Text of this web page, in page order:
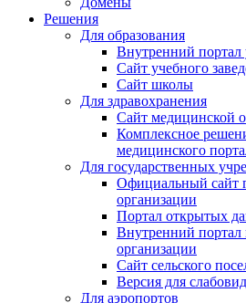
Решения
Для образования
Внутренний портал
Сайт учебного
Сайт школы
Для здравохранения
Сайт медицинской
Комплексное
медицинского
Для государственных
Официальный сайт
организации
Портал открытых
Внутренний портал
организации
Сайт сельского
Версия для
Для аэропортов